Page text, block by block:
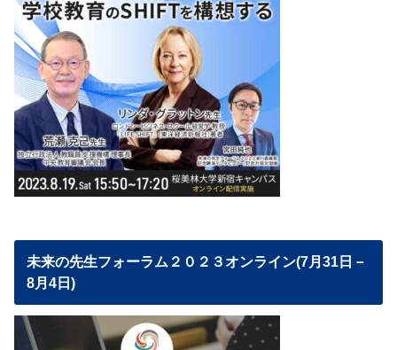
未来の先生フォーラム２０２３オンライン(7月31日－
8月4日)